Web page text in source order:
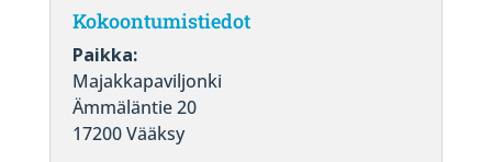
Kokoontumistiedot
Paikka:
Majakkapaviljonki
Ämmäläntie 20
17200 Vääksy